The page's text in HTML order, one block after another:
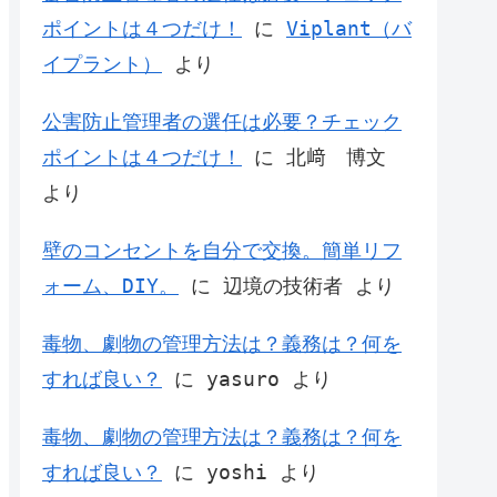
ポイントは４つだけ！
に Viplant（バ
イプラント）
より
公害防止管理者の選任は必要？チェック
ポイントは４つだけ！
に 北﨑 博文
より
壁のコンセントを自分で交換。簡単リフ
ォーム、DIY。
に 辺境の技術者 より
毒物、劇物の管理方法は？義務は？何を
すれば良い？
に yasuro より
毒物、劇物の管理方法は？義務は？何を
すれば良い？
に yoshi より